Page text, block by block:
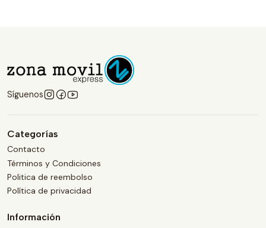
Síguenos
Categorías
Contacto
Términos y Condiciones
Politica de reembolso
Política de privacidad
Información